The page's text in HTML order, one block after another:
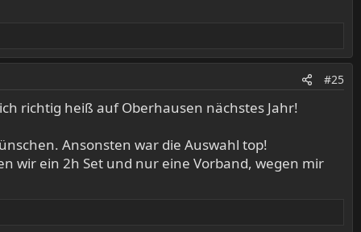
#25
richtig heiß auf Oberhausen nächstes Jahr!
Ansonsten war die Auswahl top!
wir ein 2h Set und nur eine Vorband, wegen mir